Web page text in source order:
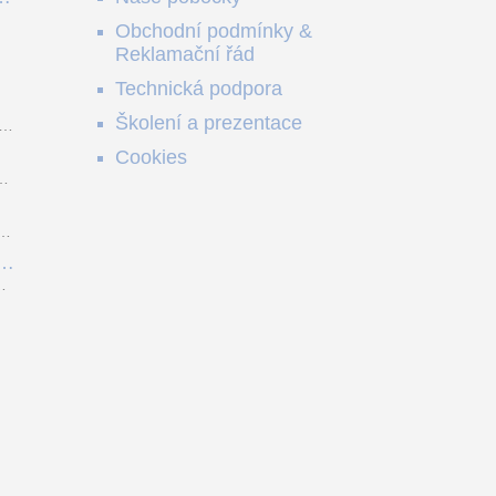
Obchodní podmínky &
Reklamační řád
Technická podpora
Školení a prezentace
Cookies